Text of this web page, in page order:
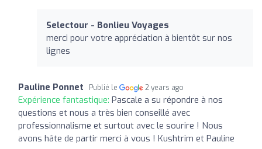
Selectour - Bonlieu Voyages
merci pour votre appréciation à bientôt sur nos
lignes
Pauline Ponnet Publié le 2 years ago
Expérience fantastique: Pascale a su répondre à nos
questions et nous a très bien conseillé avec
professionnalisme et surtout avec le sourire ! Nous
avons hâte de partir merci à vous ! Kushtrim et Pauline